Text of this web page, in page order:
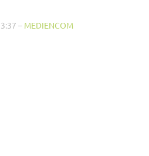
– MEDIENCOM